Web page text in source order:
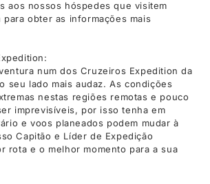
aos nossos hóspedes que visitem
para obter as informações mais
num dos Cruzeiros Expedition da
seu lado mais audaz. As condições
nestas regiões remotas e pouco
imprevisíveis, por isso tenha em
e voos planeados podem mudar à
Capitão e Líder de Expedição
rota e o melhor momento para a sua